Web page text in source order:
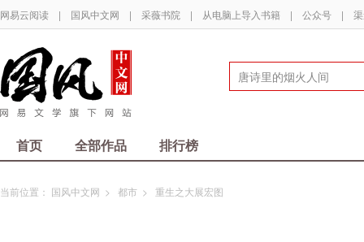
网易云阅读 | 国风中文网 | 采薇书院 | 从电脑上导入书籍 | 公众号 |
首页 全部作品 排行榜
当前位置： 国风中文网 > 都市 > 重生之大展宏图